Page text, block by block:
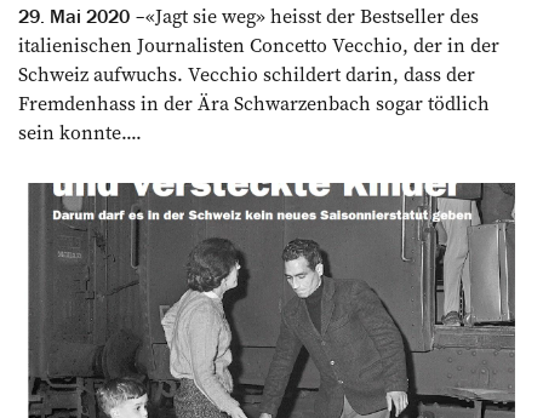
29. Mai 2020
«Jagt sie weg» heisst der ­Bestseller des
italienischen Journalisten Concetto Vecchio, der in der
Schweiz aufwuchs. Vecchio schildert darin, dass der
Fremdenhass in der Ära Schwarzenbach sogar tödlich
sein konnte....